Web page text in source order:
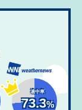
適中率
73.3%